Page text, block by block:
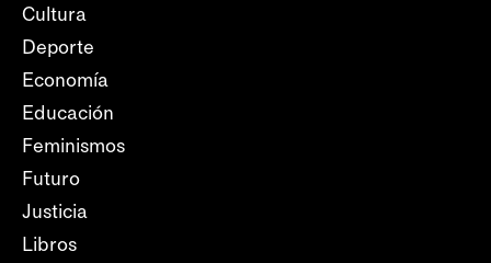
Cultura
Deporte
Economía
Educación
Feminismos
Futuro
Justicia
Libros